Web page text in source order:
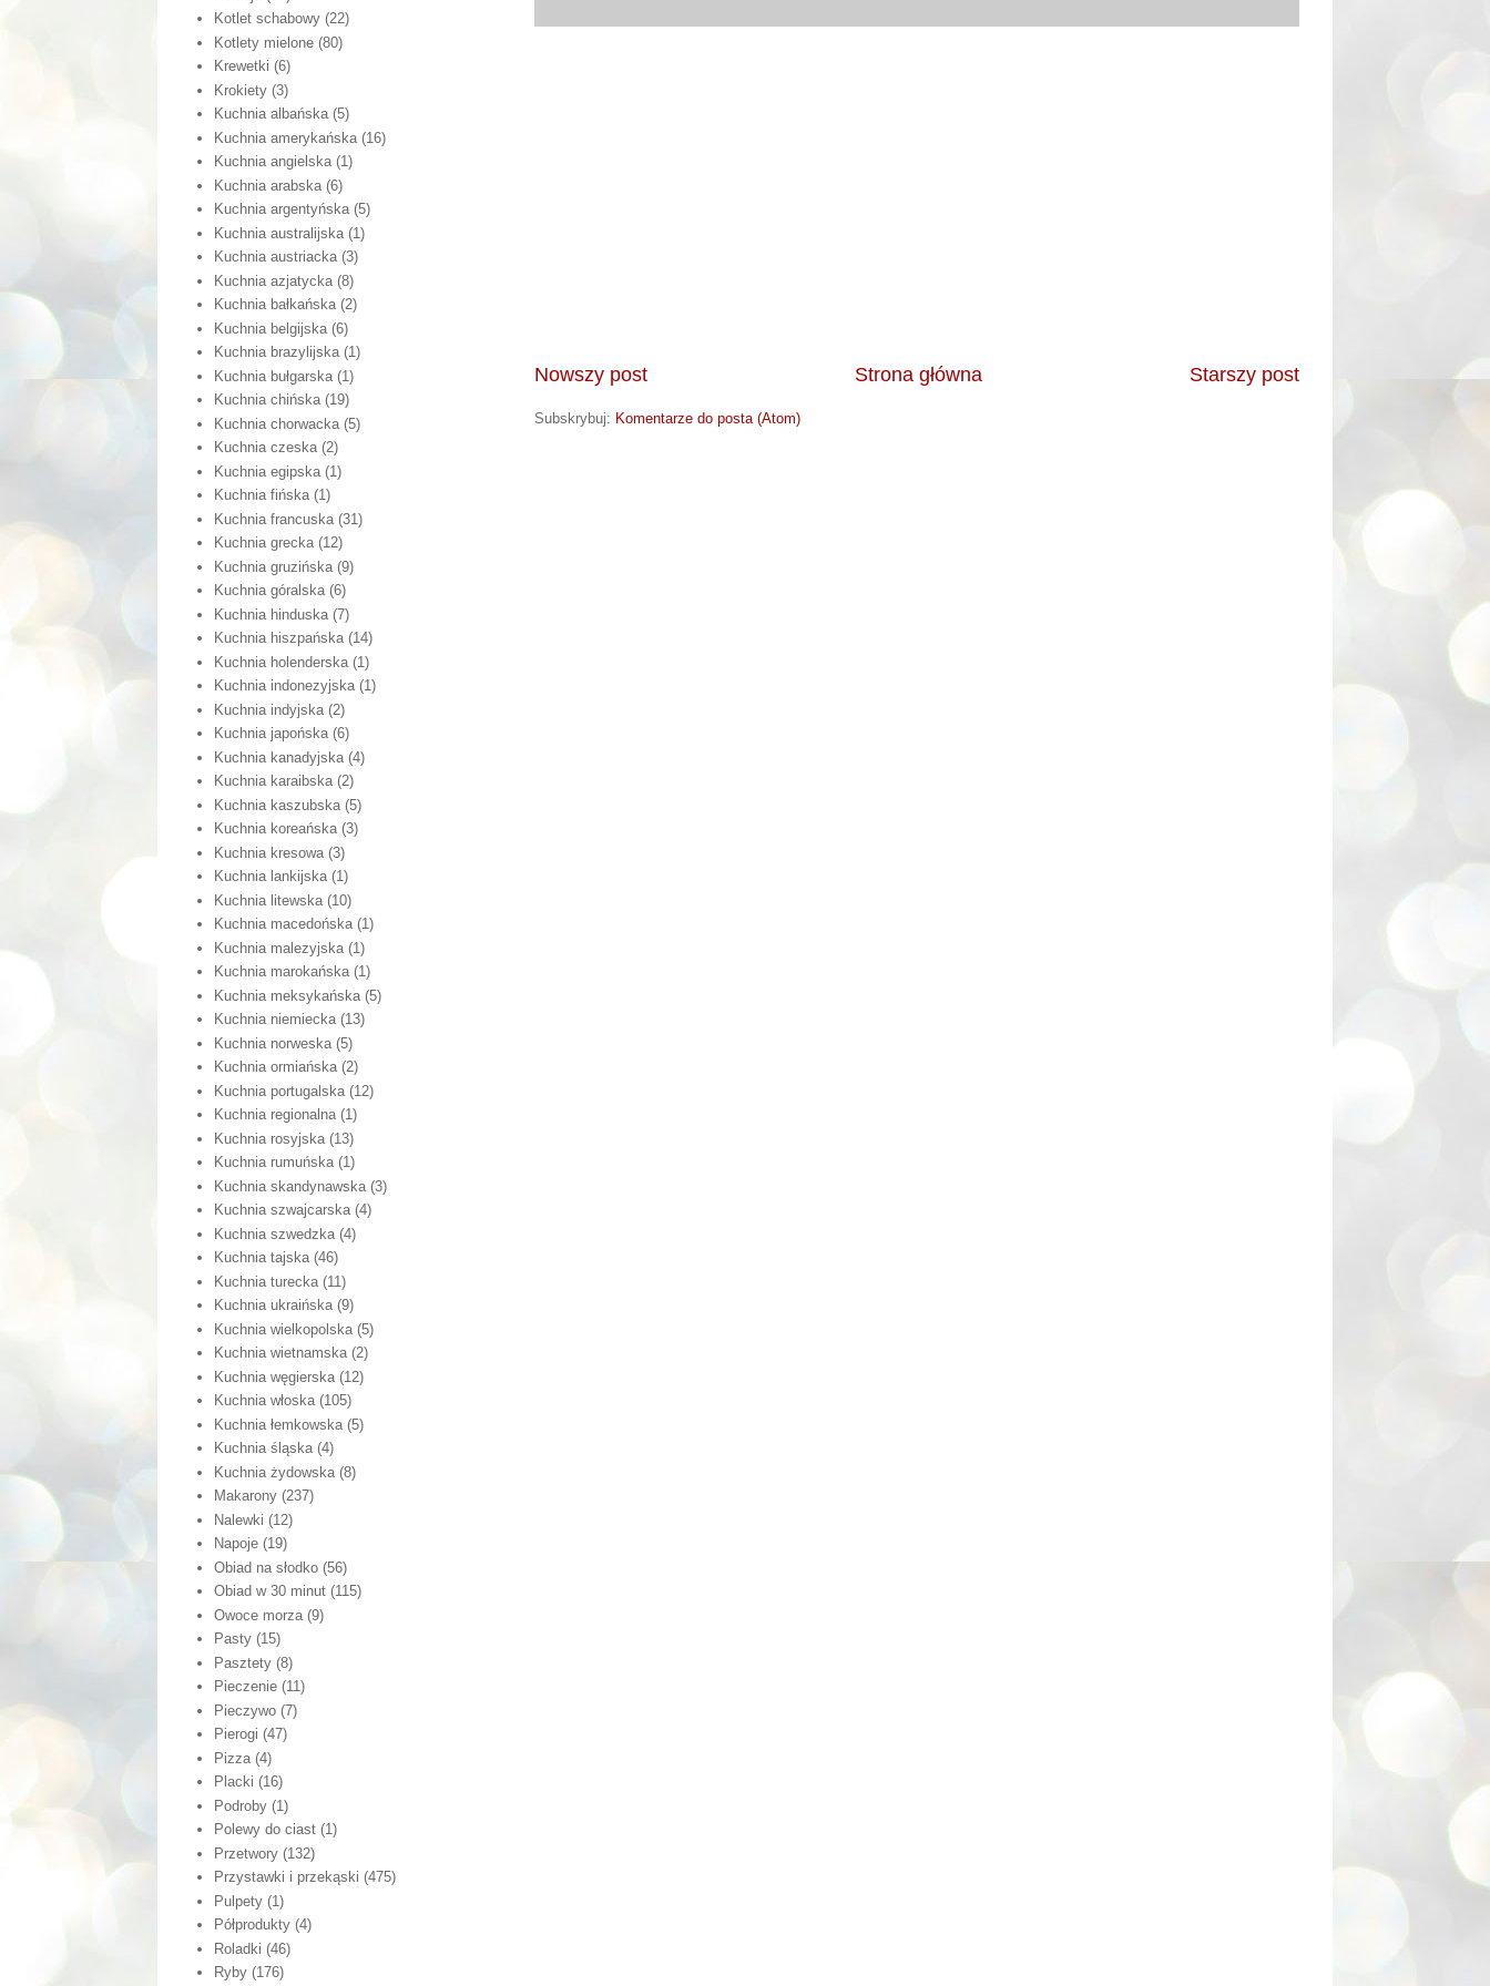
Nowszy post Starszy post
Strona główna
Subskrybuj: Komentarze do posta (Atom)
Kotlet schabowy (22)
Kotlety mielone (80)
Krewetki (6)
Krokiety (3)
Kuchnia albańska (5)
Kuchnia amerykańska (16)
Kuchnia angielska (1)
Kuchnia arabska (6)
Kuchnia argentyńska (5)
Kuchnia australijska (1)
Kuchnia austriacka (3)
Kuchnia azjatycka (8)
Kuchnia bałkańska (2)
Kuchnia belgijska (6)
Kuchnia brazylijska (1)
Kuchnia bułgarska (1)
Kuchnia chińska (19)
Kuchnia chorwacka (5)
Kuchnia czeska (2)
Kuchnia egipska (1)
Kuchnia fińska (1)
Kuchnia francuska (31)
Kuchnia grecka (12)
Kuchnia gruzińska (9)
Kuchnia góralska (6)
Kuchnia hinduska (7)
Kuchnia hiszpańska (14)
Kuchnia holenderska (1)
Kuchnia indonezyjska (1)
Kuchnia indyjska (2)
Kuchnia japońska (6)
Kuchnia kanadyjska (4)
Kuchnia karaibska (2)
Kuchnia kaszubska (5)
Kuchnia koreańska (3)
Kuchnia kresowa (3)
Kuchnia lankijska (1)
Kuchnia litewska (10)
Kuchnia macedońska (1)
Kuchnia malezyjska (1)
Kuchnia marokańska (1)
Kuchnia meksykańska (5)
Kuchnia niemiecka (13)
Kuchnia norweska (5)
Kuchnia ormiańska (2)
Kuchnia portugalska (12)
Kuchnia regionalna (1)
Kuchnia rosyjska (13)
Kuchnia rumuńska (1)
Kuchnia skandynawska (3)
Kuchnia szwajcarska (4)
Kuchnia szwedzka (4)
Kuchnia tajska (46)
Kuchnia turecka (11)
Kuchnia ukraińska (9)
Kuchnia wielkopolska (5)
Kuchnia wietnamska (2)
Kuchnia węgierska (12)
Kuchnia włoska (105)
Kuchnia łemkowska (5)
Kuchnia śląska (4)
Kuchnia żydowska (8)
Makarony (237)
Nalewki (12)
Napoje (19)
Obiad na słodko (56)
Obiad w 30 minut (115)
Owoce morza (9)
Pasty (15)
Pasztety (8)
Pieczenie (11)
Pieczywo (7)
Pierogi (47)
Pizza (4)
Placki (16)
Podroby (1)
Polewy do ciast (1)
Przetwory (132)
Przystawki i przekąski (475)
Pulpety (1)
Półprodukty (4)
Roladki (46)
Ryby (176)